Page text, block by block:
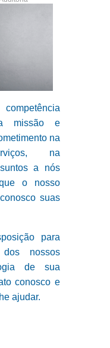
missão e
na
na
a nós
o nosso
suas
para
nossos
de sua
conosco e
ajudar.